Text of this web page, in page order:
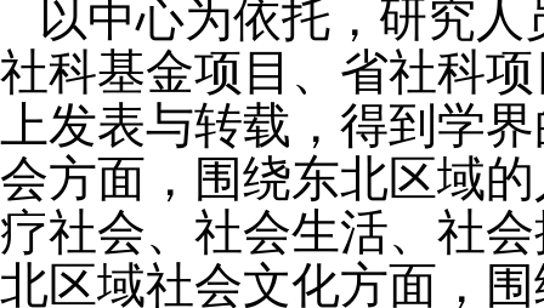
以中心为依托，研究
社科基金项目、省社科
上发表与转载，得到学
会方面，围绕东北区域
疗社会、社会生活、社
北区域社会文化方面，